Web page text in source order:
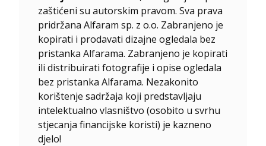
zaštićeni su autorskim pravom. Sva prava
pridržana Alfaram sp. z o.o. Zabranjeno je
kopirati i prodavati dizajne ogledala bez
pristanka Alfarama. Zabranjeno je kopirati
ili distribuirati fotografije i opise ogledala
bez pristanka Alfarama. Nezakonito
korištenje sadržaja koji predstavljaju
intelektualno vlasništvo (osobito u svrhu
stjecanja financijske koristi) je kazneno
djelo!